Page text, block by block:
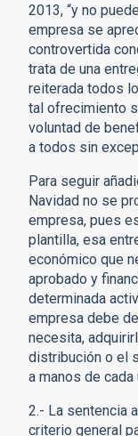
2013, “y no
empresa se
controvertida
trata de una
reiterada todos
tal ofrecimiento
voluntad de
a todos sin
Para seguir
Navidad no se
empresa, pues
plantilla, esa
económico que
aprobado y
determinada
empresa debe
necesita,
distribución o el
a manos de cada
2.- La sentencia
criterio general